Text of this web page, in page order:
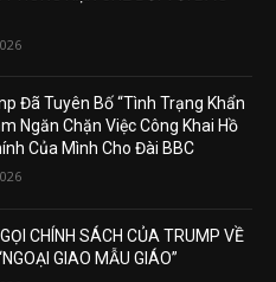
Đã Tuyên Bố “Tình Trạng Khẩn
Ngăn Chặn Việc Công Khai Hồ
Của Mình Cho Đài BBC
CHÍNH SÁCH CỦA TRUMP VỀ
GIAO MẪU GIÁO”